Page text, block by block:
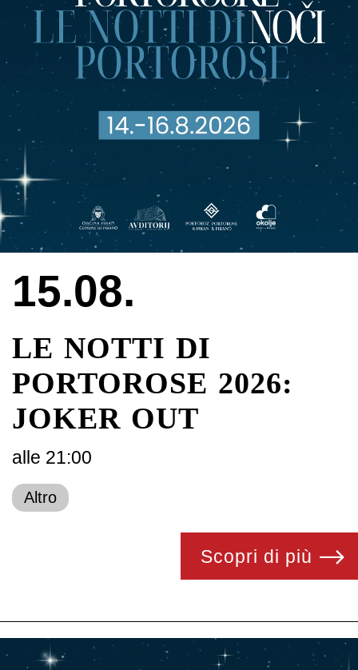
15.08.
LE NOTTI DI
PORTOROSE 2026:
JOKER OUT
alle 21:00
Altro
Scopri di più